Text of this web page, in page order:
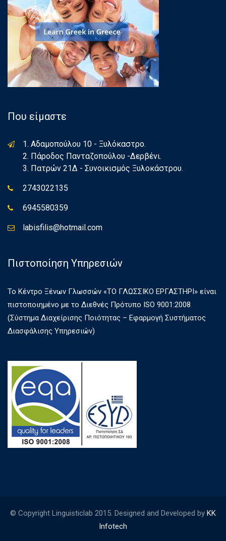
Που είμαστε
1. Αδαμοπούλου 10 - Ξυλόκαστρο.
2. Πάροδος Πανταζοπούλου -Δερβένι.
3. Πατρών 21Δ - Συνοικισμός Ξυλοκάστρου.
2743022135
6945580359
labisfilis@hotmail.com
Πιστοποίηση Υπηρεσιών
Το Κέντρο Ξένων Γλωσσών «ΤΟ ΓΛΩΣΣΙΚΟ ΕΡΓΑΣΤΗΡΙ» είναι
πιστοποιημένο με το Διεθνές Πρότυπο ISO 9001:2008
(Σύστημα Διαχείρισης Ποιότητας – Εφαρμογή Συστήματος
Διασφάλισης Υπηρεσιών)
© Copyright Linguisticlab 2015. Designed and Developed by KK
Infotech